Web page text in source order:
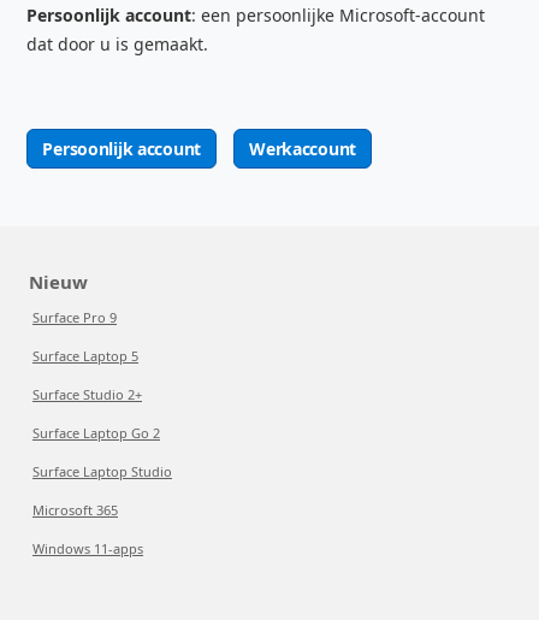
Persoonlijk account: een persoonlijke Microsoft-account
dat door u is gemaakt.
Persoonlijk account Werkaccount
Nieuw
Surface Pro 9
Surface Laptop 5
Surface Studio 2+
Surface Laptop Go 2
Surface Laptop Studio
Microsoft 365
Windows 11-apps